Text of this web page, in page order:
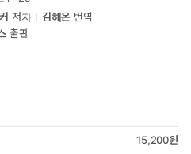
저자 김해온 번역
출판
15,200원